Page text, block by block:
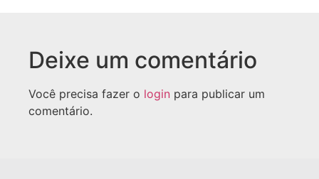
Deixe um comentário
Você precisa fazer o login para publicar um
comentário.